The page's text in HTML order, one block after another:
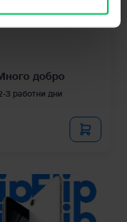
добро
3 работни дни